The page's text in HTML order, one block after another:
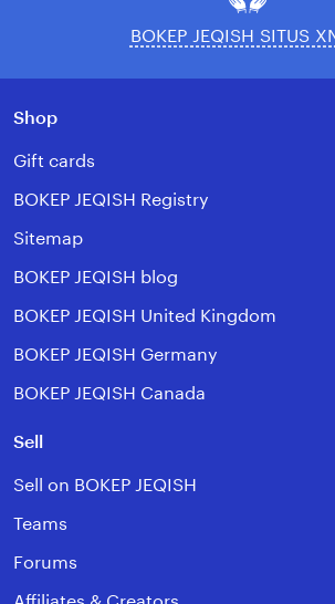
BOKEP JEQISH SITUS
Shop
Gift cards
BOKEP JEQISH Registry
Sitemap
BOKEP JEQISH blog
BOKEP JEQISH United Kingdom
BOKEP JEQISH Germany
BOKEP JEQISH Canada
Sell
Sell on BOKEP JEQISH
Teams
Forums